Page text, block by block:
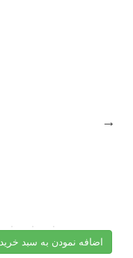
اضافه نمودن به سبد خرید